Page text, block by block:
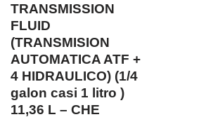
TRANSMISSION
FLUID
(TRANSMISION
AUTOMATICA ATF +
4 HIDRAULICO) (1/4
galon casi 1 litro )
11,36 L – CHE